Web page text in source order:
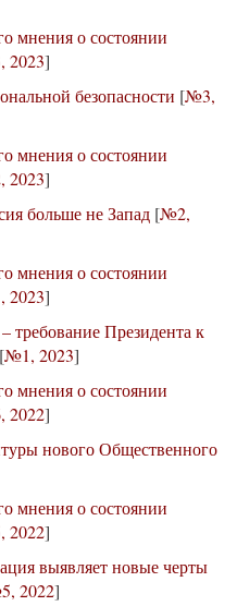
мнения о состоянии
2023]
безопасности [№3,
мнения о состоянии
2023]
больше не Запад [№2,
мнения о состоянии
2023]
требование Президента к
[№1, 2023]
мнения о состоянии
2022]
нового Общественного
мнения о состоянии
2022]
выявляет новые черты
2022]